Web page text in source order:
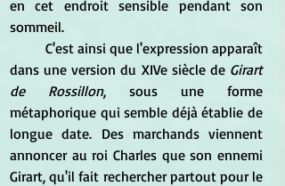
en cet endroit sensible pendant son
sommeil.
C'est ainsi que l'expression apparaît
dans une version du XIVe siècle de Girart
de Rossillon, sous une forme
métaphorique qui semble déjà établie de
longue date. Des marchands viennent
annoncer au roi Charles que son ennemi
Girart, qu'il fait rechercher partout pour le